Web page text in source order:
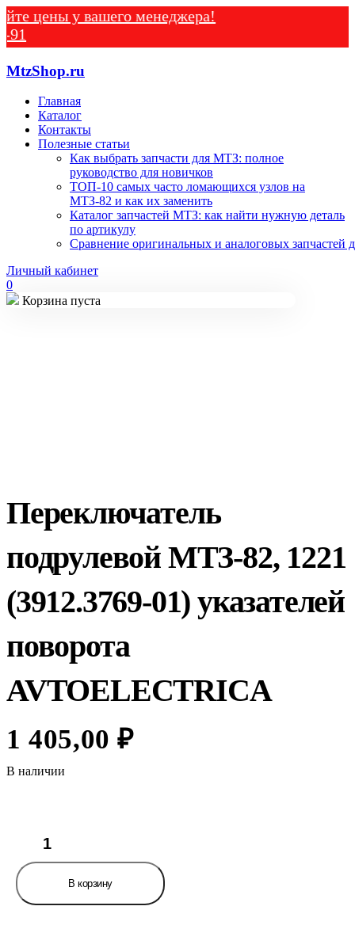
у вашего менеджера!
MtzShop.ru
Главная
Каталог
Контакты
Полезные статьи
Как выбрать запчасти для МТЗ: полное
руководство для новичков
ТОП-10 самых часто ломающихся узлов на
МТЗ-82 и как их заменить
Каталог запчастей МТЗ: как найти нужную деталь
по артикулу
Сравнение оригинальных и аналоговых
Личный кабинет
0
Корзина пуста
Переключатель
подрулевой МТЗ-82, 1221
(3912.3769-01) указателей
поворота
AVTOELECTRICA
1 405,00₽
В наличии
Переключатель
подрулевой
МТЗ-82,
1221
В корзину